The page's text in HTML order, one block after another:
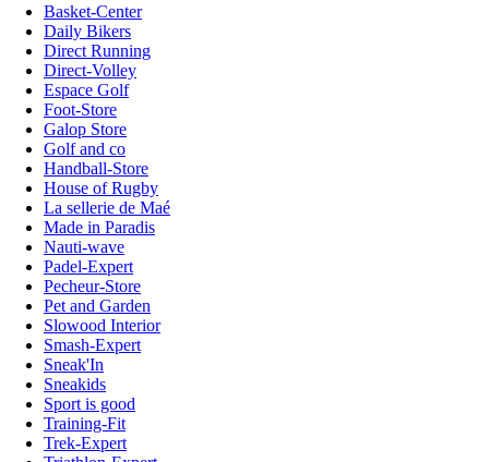
Basket-Center
Daily Bikers
Direct Running
Direct-Volley
Espace Golf
Foot-Store
Galop Store
Golf and co
Handball-Store
House of Rugby
La sellerie de Maé
Made in Paradis
Nauti-wave
Padel-Expert
Pecheur-Store
Pet and Garden
Slowood Interior
Smash-Expert
Sneak'In
Sneakids
Sport is good
Training-Fit
Trek-Expert